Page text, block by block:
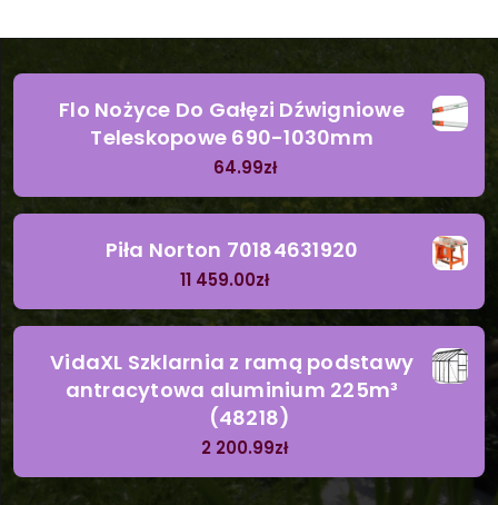
Flo Nożyce Do Gałęzi Dźwigniowe
Teleskopowe 690-1030mm
64.99zł
Piła Norton 70184631920
11 459.00zł
VidaXL Szklarnia z ramą podstawy
antracytowa aluminium 225m³
(48218)
2 200.99zł